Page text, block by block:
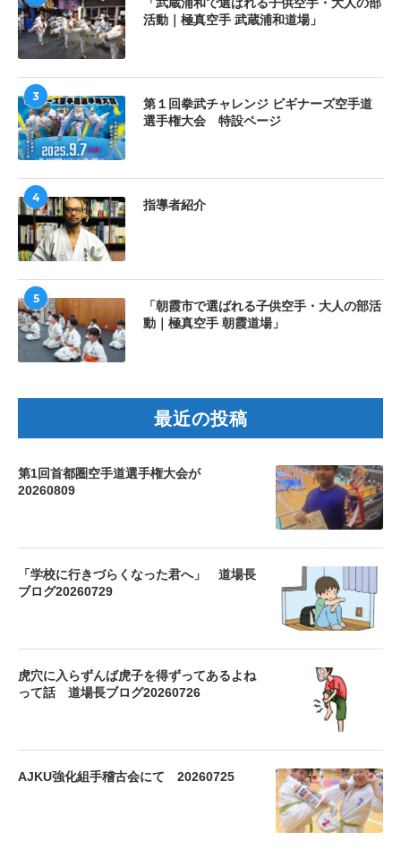
活動｜極真空手 武蔵浦和道場」
3
第１回拳武チャレンジ ビギナーズ空手道
選手権大会 特設ページ
4
指導者紹介
5
「朝霞市で選ばれる子供空手・大人の部活
動｜極真空手 朝霞道場」
最近の投稿
第1回首都圏空手道選手権大会が
20260809
「学校に行きづらくなった君へ」 道場長
ブログ20260729
虎穴に入らずんば虎子を得ずってあるよね
って話 道場長ブログ20260726
AJKU強化組手稽古会にて 20260725